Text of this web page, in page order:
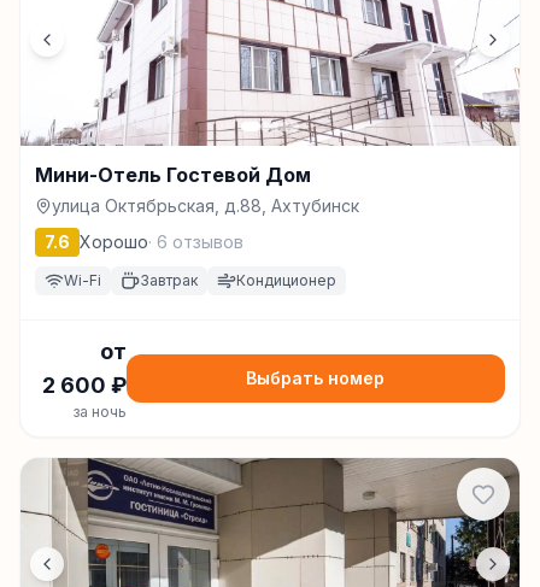
Мини-Отель Гостевой Дом
улица Октябрьская, д.88, Ахтубинск
7.6 Хорошо· 6 отзывов
Wi-Fi Завтрак Кондиционер
от
2 600 ₽
за ночь
Выбрать номер